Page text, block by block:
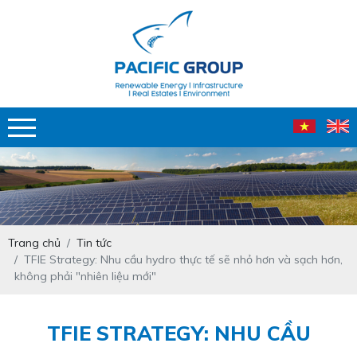
Trang chủ
Tin tức
TFIE Strategy: Nhu cầu hydro thực tế sẽ nhỏ hơn và sạch hơn,
không phải "nhiên liệu mới"
TFIE STRATEGY: NHU CẦU